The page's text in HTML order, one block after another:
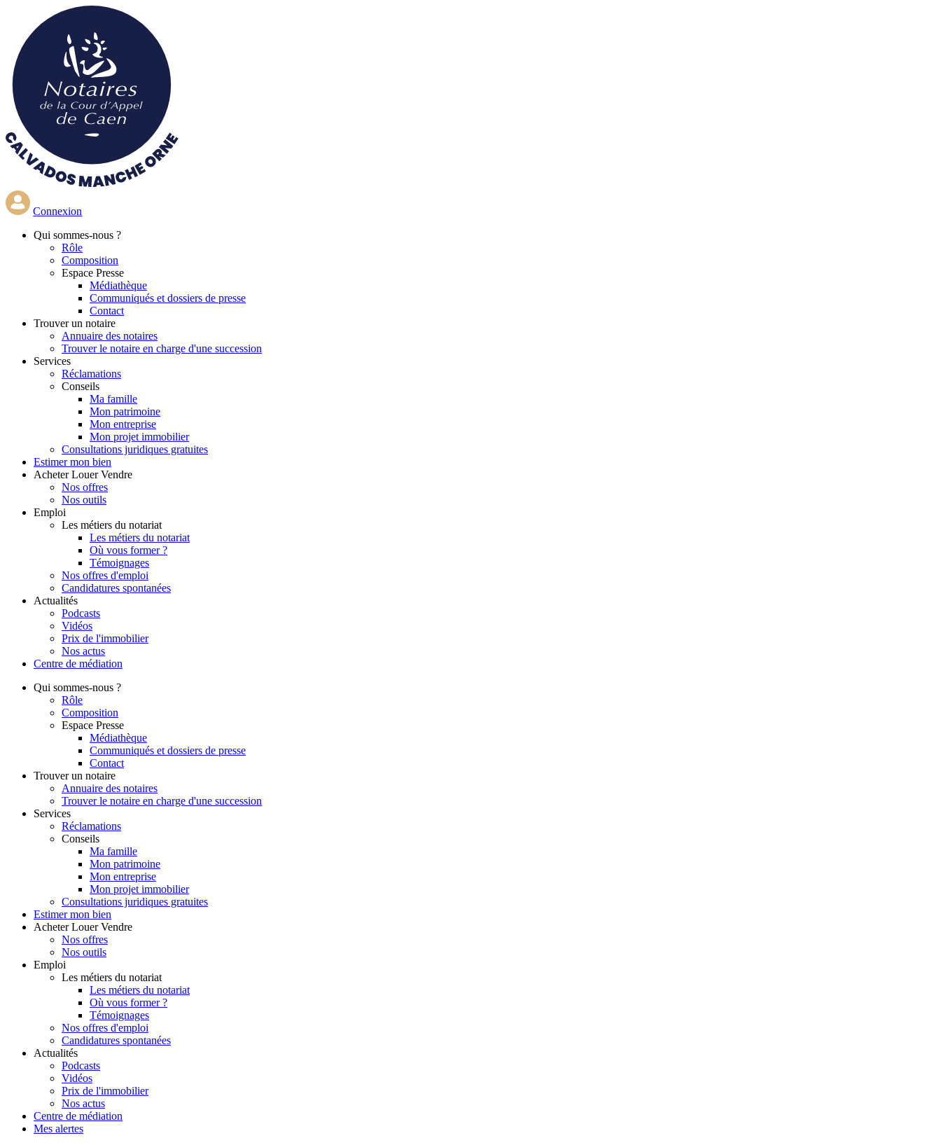
contenu
principal
Connexion
Qui sommes-nous ?
Rôle
Composition
Espace Presse
Médiathèque
Communiqués et dossiers de presse
Contact
Trouver un notaire
Annuaire des notaires
Trouver le notaire en charge d'une succession
Services
Réclamations
Conseils
Ma famille
Mon patrimoine
Mon entreprise
Mon projet immobilier
Consultations juridiques gratuites
Estimer mon bien
Acheter Louer Vendre
Nos offres
Nos outils
Emploi
Les métiers du notariat
Les métiers du notariat
Où vous former ?
Témoignages
Nos offres d'emploi
Candidatures spontanées
Actualités
Podcasts
Vidéos
Prix de l'immobilier
Nos actus
Centre de médiation
Qui sommes-nous ?
Rôle
Composition
Espace Presse
Médiathèque
Communiqués et dossiers de presse
Contact
Trouver un notaire
Annuaire des notaires
Trouver le notaire en charge d'une succession
Services
Réclamations
Conseils
Ma famille
Mon patrimoine
Mon entreprise
Mon projet immobilier
Consultations juridiques gratuites
Estimer mon bien
Acheter Louer Vendre
Nos offres
Nos outils
Emploi
Les métiers du notariat
Les métiers du notariat
Où vous former ?
Témoignages
Nos offres d'emploi
Candidatures spontanées
Actualités
Podcasts
Vidéos
Prix de l'immobilier
Nos actus
Centre de médiation
Mes alertes